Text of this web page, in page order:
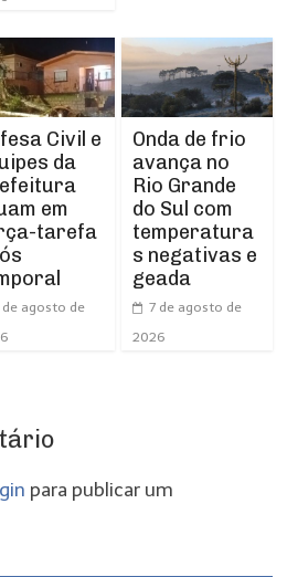
Civil e
da
em
tarefa
de agosto de
Onda de frio
avança no
Rio Grande
do Sul com
temperatura
s negativas e
geada
7 de agosto de
2026
para publicar um